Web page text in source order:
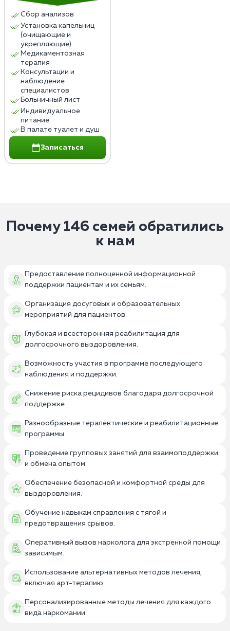
Сбор анализов
Установка капельниц
(очищающие и
укрепляющие)
Медикаментозная
терапия
Консультации и
наблюдение
специалистов
Больничный лист
Индивидуальное
питание
В палате туалет и душ
Записаться
Почему 146 семей обратились
к нам
Предоставление полноценной информационной
поддержки пациентам и их семьям.
Организация досуговых и образовательных
мероприятий для пациентов.
Глубокая и всесторонняя реабилитация для
долгосрочного выздоровления.
Возможность участия в программе последующего
наблюдения и поддержки.
Снижение риска рецидивов благодаря долгосрочной
поддержке.
Разнообразные терапевтические и реабилитационные
программы.
Проведение групповых занятий для взаимоподдержки
и обмена опытом.
Обеспечение безопасной и комфортной среды для
выздоровления.
Обучение навыкам справления с тягой и
предотвращения срывов.
Оперативный вызов нарколога для экстренной помощи
зависимым.
Использование альтернативных методов лечения,
включая арт-терапию.
Персонализированные методы лечения для каждого
вида наркомании.